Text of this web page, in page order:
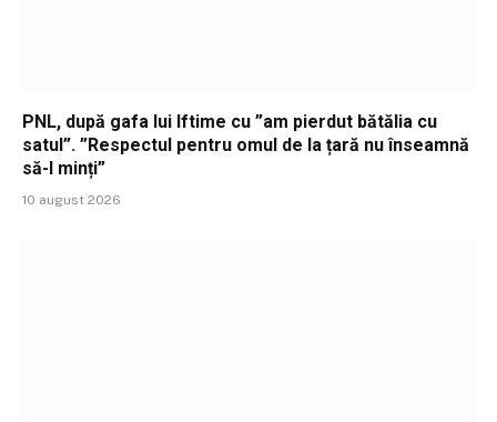
PNL, după gafa lui Iftime cu ”am pierdut bătălia cu
satul”. ”Respectul pentru omul de la țară nu înseamnă
să-l minți”
10 august 2026